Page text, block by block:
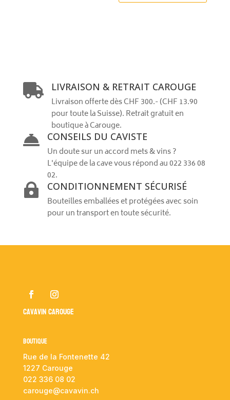
 LIVRAISON & RETRAIT CAROUGE
Livraison offerte dès CHF 300.- (CHF 13.90
pour toute la Suisse). Retrait gratuit en
boutique à Carouge.
 CONSEILS DU CAVISTE
Un doute sur un accord mets & vins ?
L'équipe de la cave vous répond au 022 336 08
02.
 CONDITIONNEMENT SÉCURISÉ
Bouteilles emballées et protégées avec soin
pour un transport en toute sécurité.
Cavavin Carouge
Boutique
Rue de la Fontenette 42
1227 Carouge
022 336 08 02
carouge@cavavin.ch